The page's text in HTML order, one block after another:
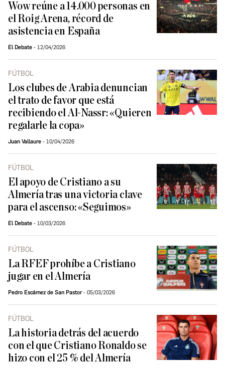
Wow reúne a 14.000 personas en
el Roig Arena, récord de
asistencia en España
El Debate 12/04/2026
FÚTBOL
Los clubes de Arabia denuncian
el trato de favor que está
recibiendo el Al-Nassr: «Quieren
regalarle la copa»
Juan Vallaure 10/04/2026
FÚTBOL
El apoyo de Cristiano a su
Almería tras una victoria clave
para el ascenso: «Seguimos»
El Debate 10/03/2026
FÚTBOL
La RFEF prohíbe a Cristiano
jugar en el Almería
Pedro Escámez de San Pastor 05/03/2026
FÚTBOL
La historia detrás del acuerdo
con el que Cristiano Ronaldo se
hizo con el 25 % del Almería